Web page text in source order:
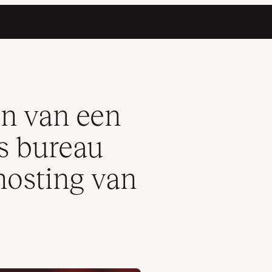
de betrouwbare hosting van Kinsta
van een
bureau
van